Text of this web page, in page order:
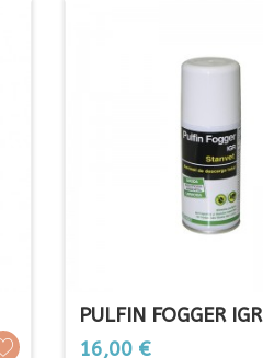
PULFIN FOGGER IGR
Prezo
16,00 €